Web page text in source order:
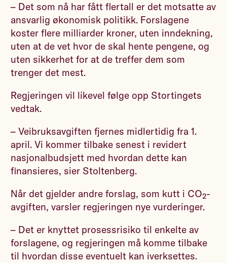
– Det som nå har fått flertall er det motsatte av
ansvarlig økonomisk politikk. Forslagene
koster flere milliarder kroner, uten inndekning,
uten at de vet hvor de skal hente pengene, og
uten sikkerhet for at de treffer dem som
trenger det mest.
Regjeringen vil likevel følge opp Stortingets
vedtak.
– Veibruksavgiften fjernes midlertidig fra 1.
april. Vi kommer tilbake senest i revidert
nasjonalbudsjett med hvordan dette kan
finansieres, sier Stoltenberg.
Når det gjelder andre forslag, som kutt i CO₂-
avgiften, varsler regjeringen nye vurderinger.
– Det er knyttet prosessrisiko til enkelte av
forslagene, og regjeringen må komme tilbake
til hvordan disse eventuelt kan iverksettes.